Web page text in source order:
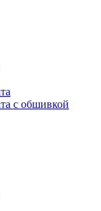
с обшивкой